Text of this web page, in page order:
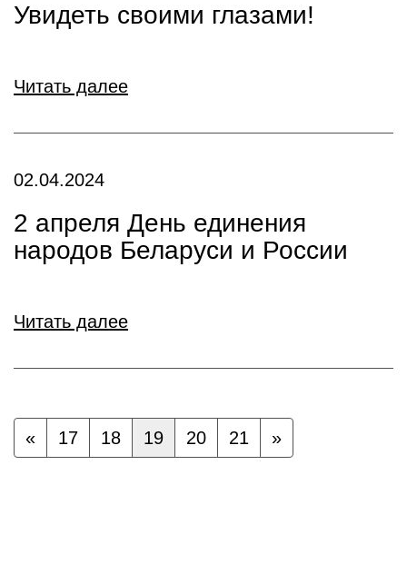
Увидеть своими глазами!
Читать далее
02.04.2024
2 апреля День единения
народов Беларуси и России
Читать далее
« 17 18 19 20 21 »